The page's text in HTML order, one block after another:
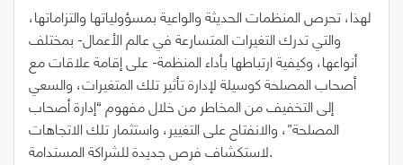
لهذا، تحرص المنظمات الحديثة والواعية بمسؤولياتها والتزاماتها،
والتي تدرك التغيرات المتسارعة في عالم الأعمال- بمختلف
أنواعها، وكيفية ارتباطها بأداء المنظمة- على إقامة علاقات مع
أصحاب المصلحة كوسيلة لإدارة تأثير تلك المتغيرات، والسعي
إلى التخفيف من المخاطر من خلال مفهوم “إدارة أصحاب
المصلحة”، والانفتاح على التغيير، واستثمار تلك الاتجاهات
لاستكشاف فرص جديدة للشراكة المستدامة.